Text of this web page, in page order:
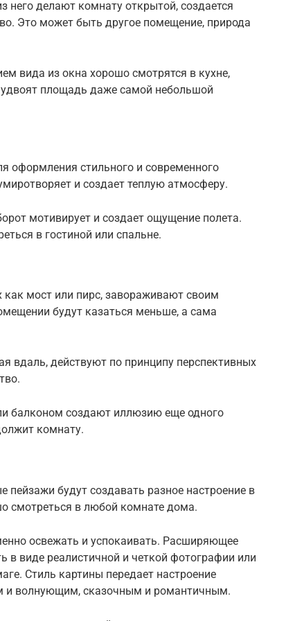
него делают комнату открытой, создается
Это может быть другое помещение, природа
вида из окна хорошо смотрятся в кухне,
удвоят площадь даже самой небольшой
оформления стильного и современного
и создает теплую атмосферу.
мотивирует и создает ощущение полета.
в гостиной или спальне.
мост или пирс, завораживают своим
будут казаться меньше, а сама
вдаль, действуют по принципу перспективных
балконом создают иллюзию еще одного
комнату.
пейзажи будут создавать разное настроение в
смотреться в любой комнате дома.
освежать и успокаивать. Расширяющее
в виде реалистичной и четкой фотографии или
Стиль картины передает настроение
волнующим, сказочным и романтичным.